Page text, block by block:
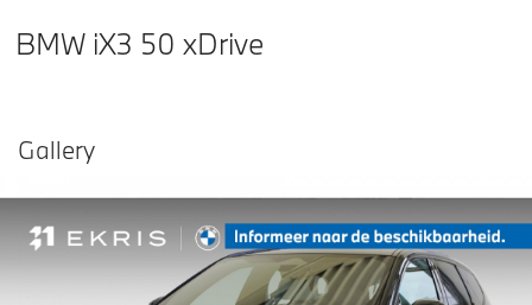
BMW iX3 50 xDrive
Gallery